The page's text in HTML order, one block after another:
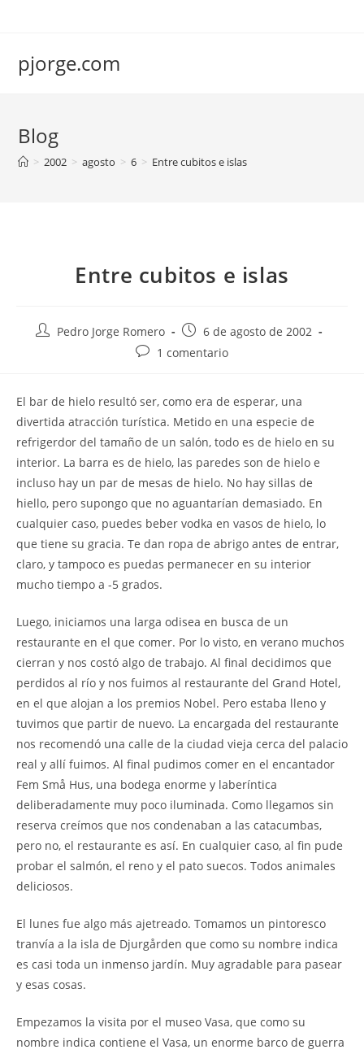
pjorge.com
Blog
> 2002 > agosto > 6 > Entre cubitos e islas
Entre cubitos e islas
AutorPedro Jorge Romero
Publicación
de
6 de agosto de 2002
Comentarios
entrada:
1 comentario
El bar de hielo resultó ser, como era de esperar, una
divertida atracción turística. Metido en una especie de
refrigerdor del tamaño de un salón, todo es de hielo en su
interior. La barra es de hielo, las paredes son de hielo e
incluso hay un par de mesas de hielo. No hay sillas de
hiello, pero supongo que no aguantarían demasiado. En
cualquier caso, puedes beber vodka en vasos de hielo, lo
que tiene su gracia. Te dan ropa de abrigo antes de entrar,
claro, y tampoco es puedas permanecer en su interior
mucho tiempo a -5 grados.
Luego, iniciamos una larga odisea en busca de un
restaurante en el que comer. Por lo visto, en verano muchos
cierran y nos costó algo de trabajo. Al final decidimos que
perdidos al río y nos fuimos al restaurante del Grand Hotel,
en el que alojan a los premios Nobel. Pero estaba lleno y
tuvimos que partir de nuevo. La encargada del restaurante
nos recomendó una calle de la ciudad vieja cerca del palacio
real y allí fuimos. Al final pudimos comer en el encantador
Fem Små Hus, una bodega enorme y laberíntica
deliberadamente muy poco iluminada. Como llegamos sin
reserva creímos que nos condenaban a las catacumbas,
pero no, el restaurante es así. En cualquier caso, al fin pude
probar el salmón, el reno y el pato suecos. Todos animales
deliciosos.
El lunes fue algo más ajetreado. Tomamos un pintoresco
tranvía a la isla de Djurgården que como su nombre indica
es casi toda un inmenso jardín. Muy agradable para pasear
y esas cosas.
Empezamos la visita por el museo Vasa, que como su
nombre indica contiene el Vasa, un enorme barco de guerra